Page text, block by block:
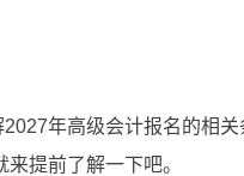
年高级会计报名的相关
来提前了解一下吧。